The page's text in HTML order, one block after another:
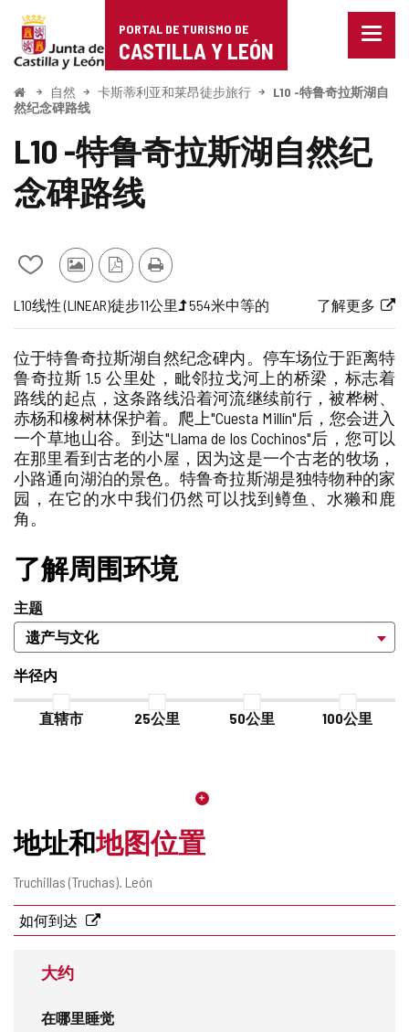
Portal
de
Turismo
de
Castilla
PORTAL DE TURISMO DE
CASTILLA Y LEÓN
菜
关
导
开
始
自然 卡斯蒂利亚和莱昂徒步旅行
L10 -特鲁奇拉斯湖自
然纪念碑路线
L10 -特鲁奇拉斯湖自然纪
念碑路线
从
的
笔
本
中
添
加/
删
除
其
游
客
照
片
PDF
本
打
航
线
代
码
L10
旅
行
线性 (LINEAR)
一
半
徒步
长
度
11公里
高
程
梯
度
（米）
554米
路
线
难
度
中等的
链
接
到
外
部
网
站
了解更多
位于特鲁奇拉斯湖自然纪念碑内。停车场位于距离特
鲁奇拉斯 1.5 公里处，毗邻拉戈河上的桥梁，标志着
路线的起点，这条路线沿着河流继续前行，被桦树、
赤杨和橡树林保护着。爬上"Cuesta Millín"后，您会进入
一个草地山谷。到达"Llama de los Cochinos"后，您可以
在那里看到古老的小屋，因为这是一个古老的牧场，
小路通向湖泊的景色。特鲁奇拉斯湖是独特物种的家
园，在它的水中我们仍然可以找到鳟鱼、水獭和鹿
角。
了解周围环境
主题
半径内
直辖市 25公里 50公里 100公里
地址和地图位置
邮
地
址
Truchillas (Truchas). León
如何到达
大约
在哪里睡觉